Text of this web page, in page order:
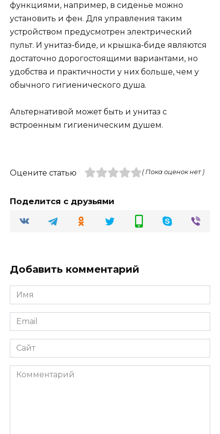
функциями, например, в сиденье можно
установить и фен. Для управления таким
устройством предусмотрен электрический
пульт. И унитаз-биде, и крышка-биде являются
достаточно дорогостоящими вариантами, но
удобства и практичности у них больше, чем у
обычного гигиенического душа.
Альтернативой может быть и унитаз с
встроенным гигиеническим душем.
Оцените статью ( Пока оценок нет )
Поделится с друзьями
Добавить комментарий
Имя
Email
Сайт
Комментарий